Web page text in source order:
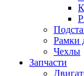
Рамки
Чехлы
Запчасти